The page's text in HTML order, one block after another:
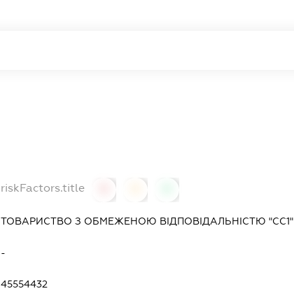
riskFactors.title
ТОВАРИСТВО З ОБМЕЖЕНОЮ ВІДПОВІДАЛЬНІСТЮ "СС1"
-
45554432